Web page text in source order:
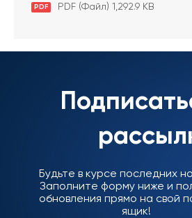
PDF PDF (Файл) 1,292.9 KB
Будьте в курсе последних
Заполните форму ниже и
обновления прямо на свой
ящик!